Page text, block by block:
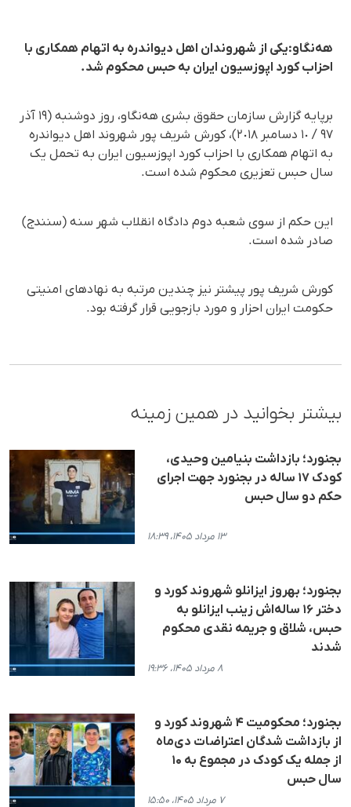
هەنگاو:یکی از شهروندان اهل دیواندرە بە اتهام همکاری با
احزاب کورد اپوزسیون ایران بە حبس محکوم شد.
برپایە گزارش سازمان حقوق بشری هەنگاو، روز دوشنبە (١٩ آذر
٩٧ / ١٠ دسامبر ٢٠١٨)، کورش شریف پور شهروند اهل دیواندرە
بە اتهام همکاری با احزاب کورد اپوزسیون ایران بە تحمل یک
سال حبس تعزیری محکوم شدە است.
این حکم از سوی شعبە دوم دادگاه انقلاب شهر سنە (سنندج)
صادر شدە است.
کورش شریف پور پیشتر نیز چندین مرتبە بە نهادهای امنیتی
حکومت ایران احزار و مورد بازجویی قرار گرفتە بود.
بیشتر بخوانید در همین زمینه
بجنورد؛ بازداشت بنیامین وحیدی،
کودک ۱۷ ساله در بجنورد جهت اجرای
حکم دو سال حبس
۱۳ مرداد ۱۴۰۵، ۱۸:۳۹
بجنورد؛ بهروز ایزانلو شهروند کورد و
دختر ۱۶ ساله‌اش زینب ایزانلو به
حبس، شلاق و جریمه نقدی محکوم
شدند
۸ مرداد ۱۴۰۵، ۱۹:۳۶
بجنورد؛ محکومیت ۴ شهروند کورد و
از بازداشت شدگان اعتراضات دی‌ماه
از جمله یک کودک در مجموع به ۱۰
سال حبس
۷ مرداد ۱۴۰۵، ۱۵:۵۰